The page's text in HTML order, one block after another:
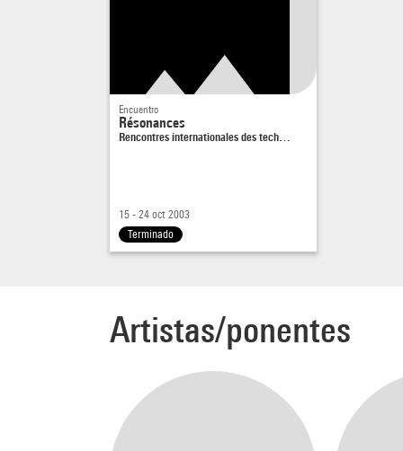
Encuentro
Résonances
Rencontres internationales des tech…
15 - 24 oct 2003
Terminado
Artistas/ponentes